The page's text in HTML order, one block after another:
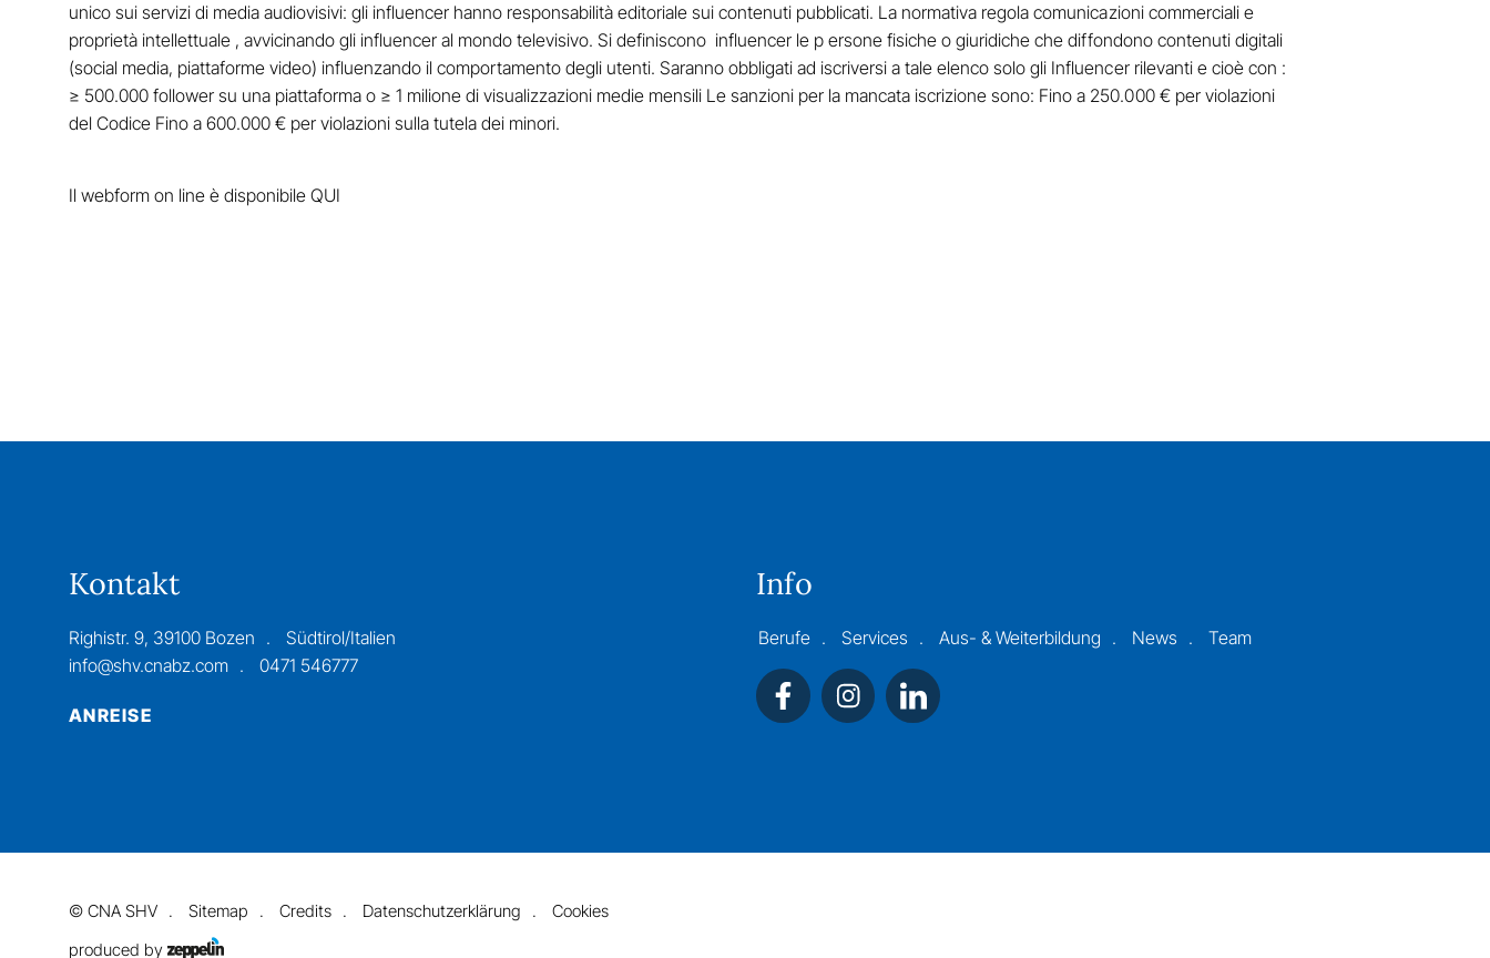
unico sui servizi di media audiovisivi: gli influencer hanno responsabilità editoriale sui contenuti pubblicati. La normativa regola comunicazioni commerciali e
proprietà intellettuale , avvicinando gli influencer al mondo televisivo. Si definiscono influencer le p ersone fisiche o giuridiche che diffondono contenuti digitali
(social media, piattaforme video) influenzando il comportamento degli utenti. Saranno obbligati ad iscriversi a tale elenco solo gli Influencer rilevanti e cioè con :
≥ 500.000 follower su una piattaforma o ≥ 1 milione di visualizzazioni medie mensili Le sanzioni per la mancata iscrizione sono: Fino a 250.000 € per violazioni
del Codice Fino a 600.000 € per violazioni sulla tutela dei minori.
Il webform on line è disponibile QUI
Kontakt
Righistr. 9, 39100 Bozen
Südtirol/Italien
info@shv.cnabz.com
0471 546777
ANREISE
Info
Berufe Services Aus- & Weiterbildung News Team
© CNA SHV Sitemap Credits Datenschutzerklärung
Cookies
produced by